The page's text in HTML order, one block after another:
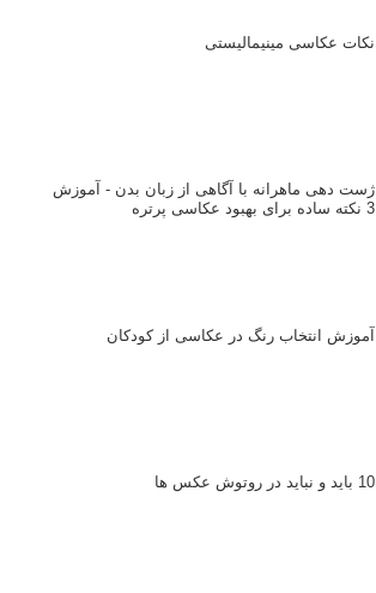
نکات عکاسی مینیمالیستی
ژست دهی ماهرانه با آگاهی از زبان بدن - آموزش
3 نکته ساده برای بهبود عکاسی پرتره
آموزش انتخاب رنگ در عکاسی از کودکان
10 باید و نباید در روتوش عکس ها